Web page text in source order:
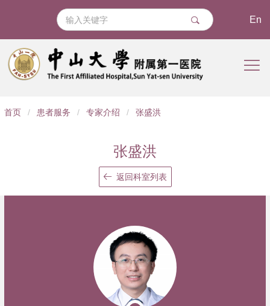
En
导
首页 / 患者服务 / 专家介绍 / 张盛洪
张盛洪
返回科室列表